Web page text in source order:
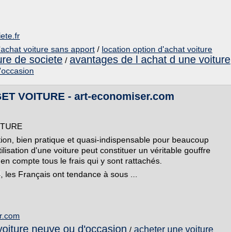
voiture sans apport / location option d'achat voiture
de societe / avantages de l achat d une voiture
VOITURE - art-economiser.com
bien pratique et quasi-indispensable pour beaucoup
d'une voiture peut constituer un véritable gouffre
compte tous le frais qui y sont rattachés.
Français ont tendance à sous ...
neuve ou d'occasion / acheter une voiture